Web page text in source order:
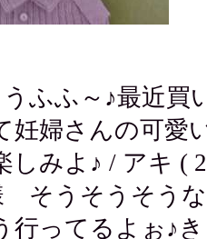
ふふ～♪最近買
妊婦さんの可愛
しみよ♪ / アキ (
そうそうそうな
行ってるよぉ♪